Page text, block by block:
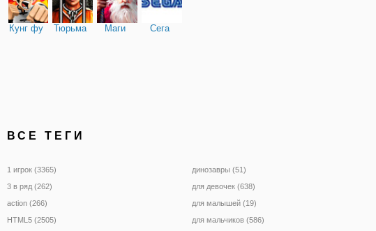
Кунг фу Тюрьма Маги Сега
ВСЕ ТЕГИ
1 игрок (3365)
3 в ряд (262)
action (266)
HTML5 (2505)
динозавры (51)
для девочек (638)
для малышей (19)
для мальчиков (586)